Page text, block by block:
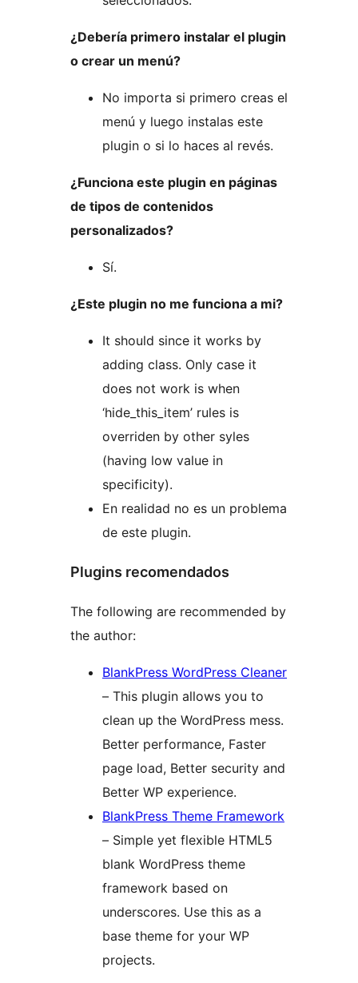
¿Debería primero instalar el plugin
o crear un menú?
No importa si primero creas el
menú y luego instalas este
plugin o si lo haces al revés.
¿Funciona este plugin en páginas
de tipos de contenidos
personalizados?
Sí.
¿Este plugin no me funciona a mi?
It should since it works by
adding class. Only case it
does not work is when
‘hide_this_item’ rules is
overriden by other syles
(having low value in
specificity).
En realidad no es un problema
de este plugin.
Plugins recomendados
The following are recommended by
the author:
BlankPress WordPress Cleaner
– This plugin allows you to
clean up the WordPress mess.
Better performance, Faster
page load, Better security and
Better WP experience.
BlankPress Theme Framework
– Simple yet flexible HTML5
blank WordPress theme
framework based on
underscores. Use this as a
base theme for your WP
projects.